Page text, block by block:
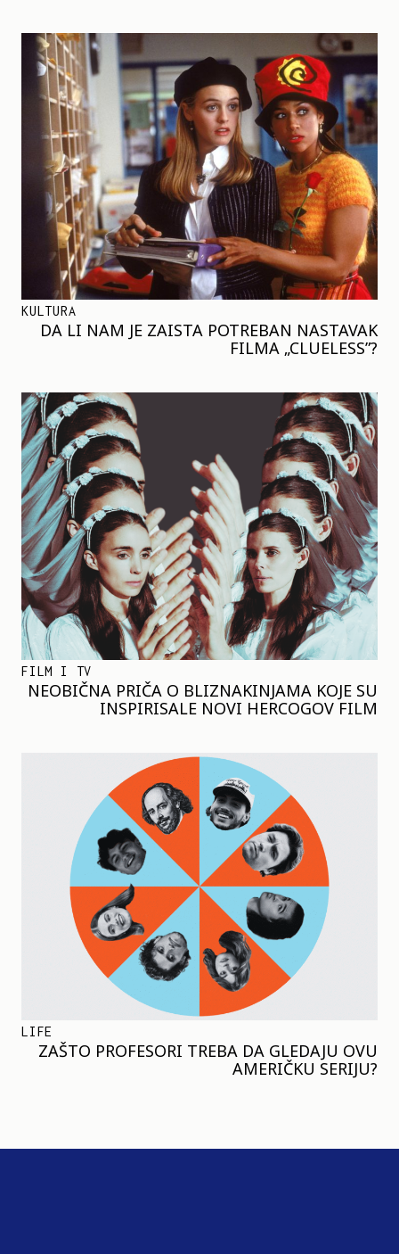
KULTURA
DA LI NAM JE ZAISTA POTREBAN NASTAVAK
FILMA „CLUELESS”?
FILM I TV
NEOBIČNA PRIČA O BLIZNAKINJAMA KOJE SU
INSPIRISALE NOVI HERCOGOV FILM
LIFE
ZAŠTO PROFESORI TREBA DA GLEDAJU OVU
AMERIČKU SERIJU?